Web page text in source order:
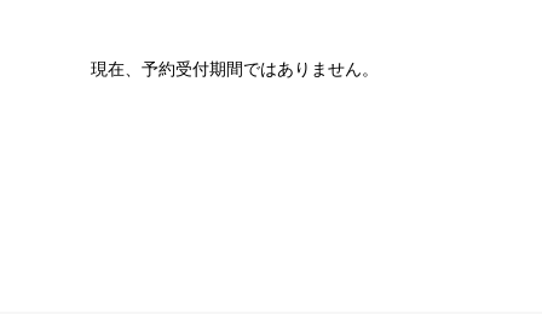
現在、予約受付期間ではありません。